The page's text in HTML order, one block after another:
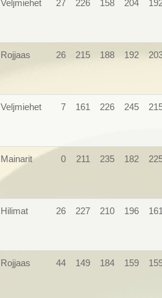
Veljmiehet 27 226 158 204
Rojjaas 26 215 188 192
Veljmiehet 7 161 226 245
Mainarit 0 211 235 182
Hilimat 26 227 210 196
Rojjaas 44 149 184 159